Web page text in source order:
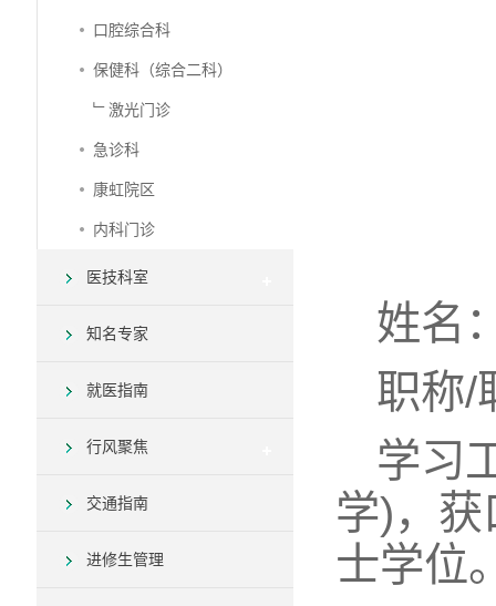
口腔综合科
保健科（综合二科）
﹂激光门诊
急诊科
康虹院区
内科门诊
医技科室
知名专家
就医指南
行风聚焦
交通指南
进修生管理
姓名
职称/
学习
学)，
士学位